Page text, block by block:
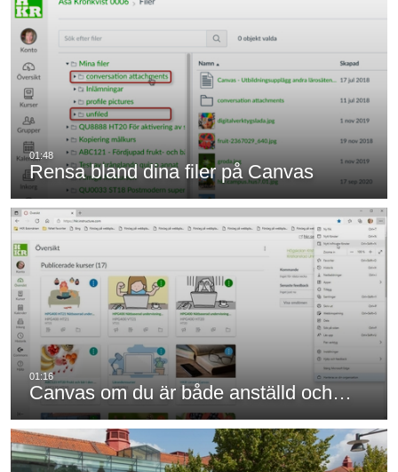
Rensa bland dina filer på Canvas
Canvas om du är både anställd och…